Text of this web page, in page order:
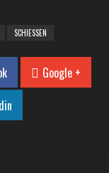
SCHIESSEN
Google +